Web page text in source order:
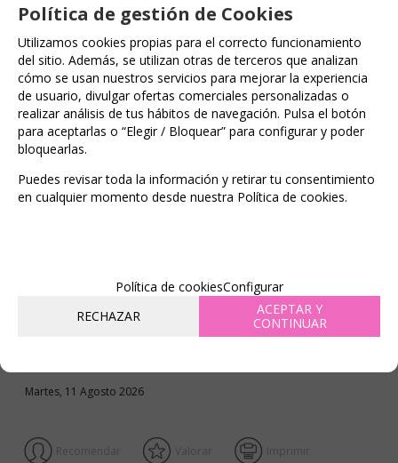
tranquilidad en el que no existe el estrés.
RELAJA TODO EL CUERPO
MEJORA LA CIRCULACIÓNAumenta el flujo
sanguíneo y crea un efecto cálido y estimulante
que te carga las pilas y te revitaliza.
DORMIRÁS MEJORSi la usas con frecuencia,
mejorará tu calidad de sueño, ya que te ayuda a
sentirte descansada/o y en equilibrio.
ESTIMULA LAS ENDORFINASConforme los
puntos de acupresión estimulan ligeramente el
FAMILIAS RELACIONADAS
ARTÍCULOS VARIOS Marcas Premium
Martes, 11 Agosto 2026
Recomendar Valorar Imprimir
Política de gestión de Cookies
Utilizamos cookies propias para el correcto funcionamiento
del sitio. Además, se utilizan otras de terceros que analizan
cómo se usan nuestros servicios para mejorar la experiencia
de usuario, divulgar ofertas comerciales personalizadas o
realizar análisis de tus hábitos de navegación. Pulsa el botón
para aceptarlas o “Elegir / Bloquear” para configurar y poder
bloquearlas.
Puedes revisar toda la información y retirar tu consentimiento
en cualquier momento desde nuestra Política de cookies.
Política de cookiesConfigurar
RECHAZAR
ACEPTAR Y
CONTINUAR